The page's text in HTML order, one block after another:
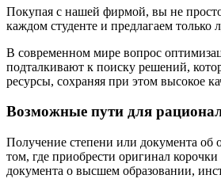
Покупая с нашей фирмой, вы не
каждом студенте и предлагаем
В современном мире вопрос
подталкивают к поиску решений,
ресурсы, сохраняя при этом высокое
Возможные пути для
Получение степени или документа об
том, где приобрести оригинал
документа о высшем образовании,